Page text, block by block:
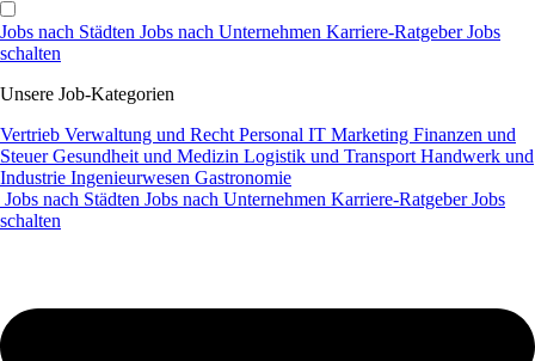
Jobs nach Städten Jobs nach Unternehmen Karriere-RatgeberJobs
schalten
Unsere Job-Kategorien
Vertrieb Verwaltung und Recht Personal IT Marketing Finanzen und
SteuerGesundheit und Medizin Logistik und Transport Handwerk und
Industrie Ingenieurwesen Gastronomie
Jobs nach Städten Jobs nach Unternehmen Karriere-RatgeberJobs
schalten